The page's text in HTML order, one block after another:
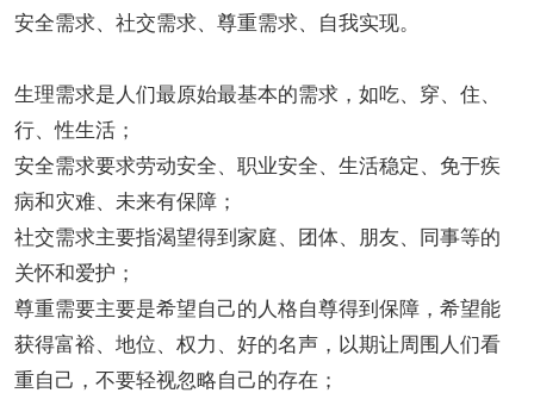
安全需求、社交需求、尊重需求、自我实现。
生理需求是人们最原始最基本的需求，如吃、穿、住、
行、性生活；
安全需求要求劳动安全、职业安全、生活稳定、免于疾
病和灾难、未来有保障；
社交需求主要指渴望得到家庭、团体、朋友、同事等的
关怀和爱护；
尊重需要主要是希望自己的人格自尊得到保障，希望能
获得富裕、地位、权力、好的名声，以期让周围人们看
重自己，不要轻视忽略自己的存在；